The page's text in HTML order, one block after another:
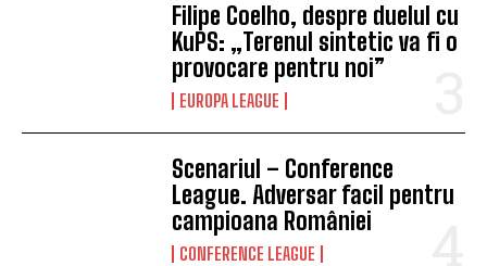
Filipe Coelho, despre duelul cu
KuPS: „Terenul sintetic va fi o
provocare pentru noi”
EUROPA LEAGUE
Scenariul – Conference
League. Adversar facil pentru
campioana României
CONFERENCE LEAGUE